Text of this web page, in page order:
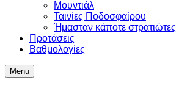
Μουντιάλ
Ταινίες Ποδοσφαίρου
Ήμασταν κάποτε στρατιώτες
Προτάσεις
Βαθμολογίες
Menu